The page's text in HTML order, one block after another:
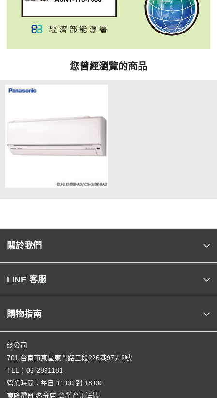
您曾經瀏覽的商品
關於我們
LINE 客服
購物指南
總公司
701 台南市東區東門路三段226巷97弄2號
TEL： 06-2891181
營業時間：每日 11:00 到 18:00
東隆電器 各分店 營業資訊詳情